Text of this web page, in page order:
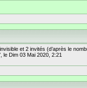
et 2 invités (d’après le
, le Dim 03 Mai 2020, 2:21